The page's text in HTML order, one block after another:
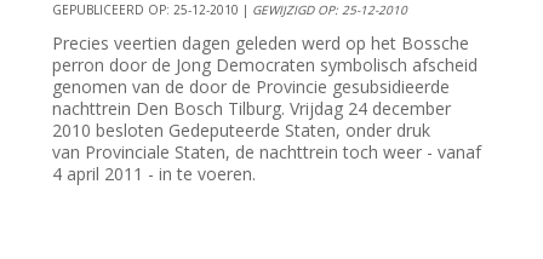
GEPUBLICEERD OP: 25-12-2010 | GEWIJZIGD OP: 25-12-2010
Precies veertien dagen geleden werd op het Bossche
perron door de Jong Democraten symbolisch afscheid
genomen van de door de Provincie gesubsidieerde
nachttrein Den Bosch Tilburg. Vrijdag 24 december
2010 besloten Gedeputeerde Staten, onder druk
van Provinciale Staten, de nachttrein toch weer - vanaf
4 april 2011 - in te voeren.